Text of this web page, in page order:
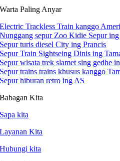
Warta Paling Anyar
Electric Trackless Train kanggo
Nunggang sepur Zoo Kidie Sepur
Sepur turis diesel City ing Prancis
Sepur Train Sightseing Dinis ing
Sepur wisata trek slamet sing gedhe
Sepur trains trains khusus kanggo
Sepur hiburan retro ing AS
Babagan Kita
Sapa kita
Layanan Kita
Hubungi kita